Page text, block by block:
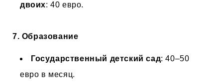
двоих: 40 евро.
7. Образование
Государственный детский сад: 40–50
евро в месяц.